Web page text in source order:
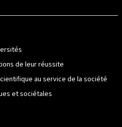
de leur réussite
au service de la société
et sociétales